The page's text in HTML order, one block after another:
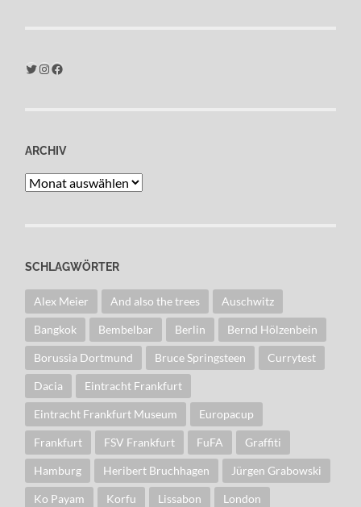
Twitter Instagram Facebook
ARCHIV
Archiv
SCHLAGWÖRTER
Alex Meier And also the trees Auschwitz
Bangkok Bembelbar Berlin Bernd Hölzenbein
Borussia Dortmund Bruce Springsteen Currytest
Dacia Eintracht Frankfurt
Eintracht Frankfurt Museum Europacup
Frankfurt FSV Frankfurt FuFA Graffiti
Hamburg Heribert Bruchhagen Jürgen Grabowski
Ko Payam Korfu Lissabon London